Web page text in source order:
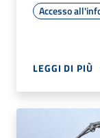
Accesso
LEGGI DI PIÙ